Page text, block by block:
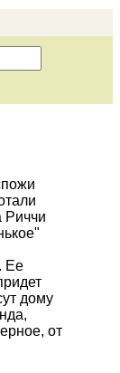
Риччи
Ее
дому
от